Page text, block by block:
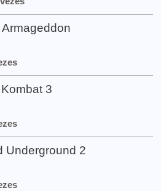
3
Underground 2